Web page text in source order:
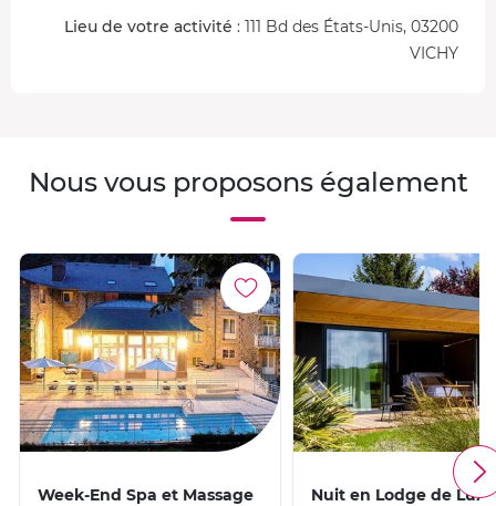
Lieu de votre activité : 111 Bd des États-Unis, 03200
VICHY
Nous vous proposons également
Week-End Spa et Massage
Nuit en Lodge de Luxe